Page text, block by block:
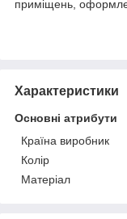
приміщень,
Характеристики
Основні атрибути
Країна виробник
Колір
Матеріал